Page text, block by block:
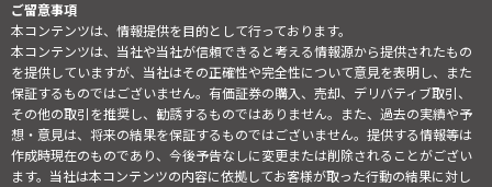
ご留意事項
本コンテンツは、情報提供を目的として行っております。
本コンテンツは、当社や当社が信頼できると考える情報源から提供されたもの
を提供していますが、当社はその正確性や完全性について意見を表明し、また
保証するものではございません。有価証券の購入、売却、デリバティブ取引、
その他の取引を推奨し、勧誘するものではありません。また、過去の実績や予
想・意見は、将来の結果を保証するものではございません。提供する情報等は
作成時現在のものであり、今後予告なしに変更または削除されることがござい
ます。当社は本コンテンツの内容に依拠してお客様が取った行動の結果に対し